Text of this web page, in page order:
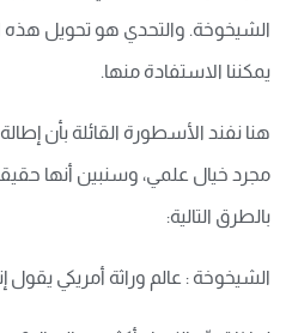
الشيخوخة. والتحدي هو تحويل هذه
يمكننا الاستفادة منها.
هنا نفند الأسطورة القائلة بأن
مجرد خيال علمي، وسنبين أنها
بالطرق التالية:
الشيخوخة : عالم وراثة أمريكي يقول